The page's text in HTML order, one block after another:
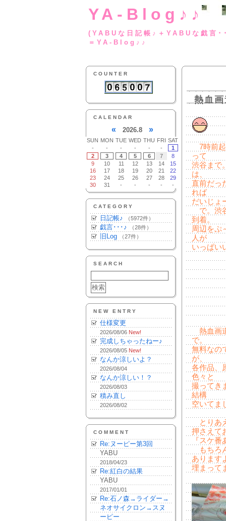
YA-Blog♪♪
(YABUな日記帳♪
＝YA-Blog♪♪
COUNTER
CALENDAR
« 2026.8 »
SUN MON TUE WED THU FRI SAT
-
- - - - -
1
2
3 4 5 6 7
8
9
10 11 12 13 14
15
16
17 18 19 20 21
22
23
24 25 26 27 28
29
30
31 - - - - -
CATEGORY
日記帳♪ （5972件）
戯言･･･♪ （28件）
旧Log （27件）
SEARCH
NEW ENTRY
仕様変更
2026/08/06 New!
完成しちゃったねー♪
2026/08/05 New!
なんか涼しいよ？
2026/08/04
なんか涼しい！？
2026/08/03
積み直し
2026/08/02
COMMENT
Re:ヌーピー第3回
YABU
2018/04/23
Re:紅白の結果
YABU
2017/01/01
Re:石ノ森→ライダー→
ネオサイクロン→スヌ
ーピー
熱血
7時前起
って
渋谷まで
は、
直前だっ
れば
だいじょ
で。渋
到着。
周辺をぷ
人が
いっぱい
熱血画
で。
無料なの
が、
各作品、
色々と
撮ってき
結構
空いてま
とりあ
押さえて
『スケ
もちろ
あります
埋まって